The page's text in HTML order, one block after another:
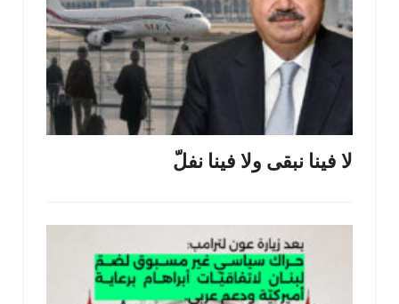
لا فينا نبقى ولا فينا نفلّ